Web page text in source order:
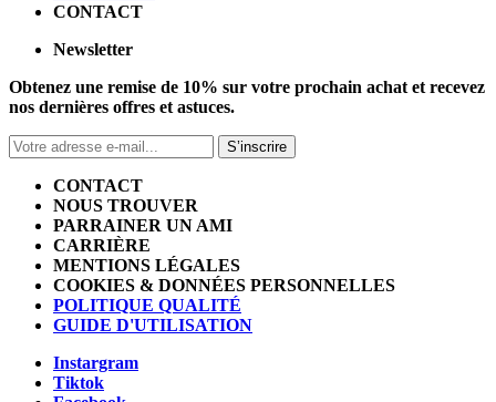
CONTACT
Newsletter
Obtenez une remise de 10% sur votre prochain achat et recevez
nos dernières offres et astuces.
S’inscrire
CONTACT
NOUS TROUVER
PARRAINER UN AMI
CARRIÈRE
MENTIONS LÉGALES
COOKIES & DONNÉES PERSONNELLES
POLITIQUE QUALITÉ
GUIDE D'UTILISATION
Instargram
Tiktok